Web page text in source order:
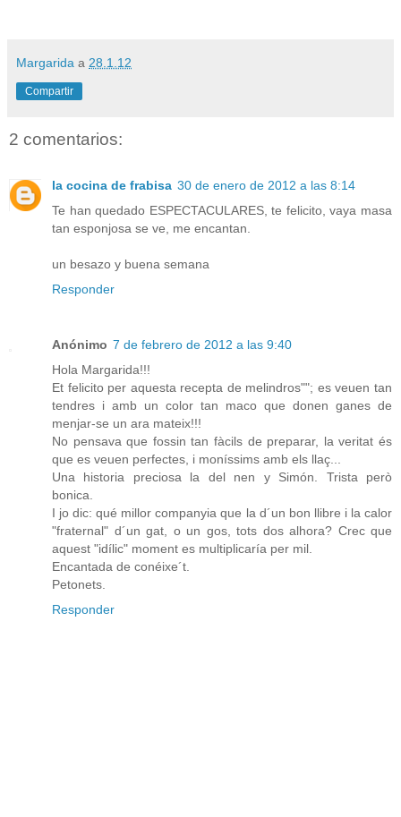
Margarida a 28.1.12
Compartir
2 comentarios:
la cocina de frabisa 30 de enero de 2012 a las 8:14
Te han quedado ESPECTACULARES, te felicito, vaya masa
tan esponjosa se ve, me encantan.
un besazo y buena semana
Responder
Anónimo 7 de febrero de 2012 a las 9:40
Hola Margarida!!!
Et felicito per aquesta recepta de melindros""; es veuen tan
tendres i amb un color tan maco que donen ganes de
menjar-se un ara mateix!!!
No pensava que fossin tan fàcils de preparar, la veritat és
que es veuen perfectes, i moníssims amb els llaç...
Una historia preciosa la del nen y Simón. Trista però
bonica.
I jo dic: qué millor companyia que la d´un bon llibre i la calor
"fraternal" d´un gat, o un gos, tots dos alhora? Crec que
aquest "idílic" moment es multiplicaría per mil.
Encantada de conéixe´t.
Petonets.
Responder